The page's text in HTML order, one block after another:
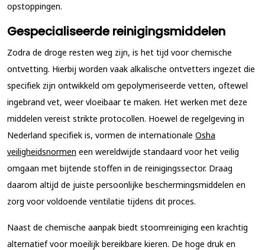
opstoppingen.
Gespecialiseerde reinigingsmiddelen
Zodra de droge resten weg zijn, is het tijd voor chemische
ontvetting. Hierbij worden vaak alkalische ontvetters ingezet die
specifiek zijn ontwikkeld om gepolymeriseerde vetten, oftewel
ingebrand vet, weer vloeibaar te maken. Het werken met deze
middelen vereist strikte protocollen. Hoewel de regelgeving in
Nederland specifiek is, vormen de internationale Osha
veiligheidsnormen een wereldwijde standaard voor het veilig
omgaan met bijtende stoffen in de reinigingssector. Draag
daarom altijd de juiste persoonlijke beschermingsmiddelen en
zorg voor voldoende ventilatie tijdens dit proces.
Naast de chemische aanpak biedt stoomreiniging een krachtig
alternatief voor moeilijk bereikbare kieren. De hoge druk en